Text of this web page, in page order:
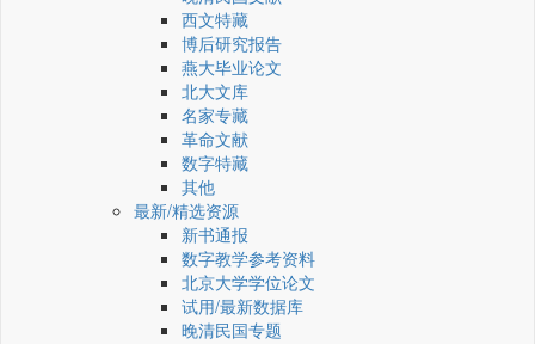
西文特藏
博后研究报告
燕大毕业论文
北大文库
名家专藏
革命文献
数字特藏
其他
最新/精选资源
新书通报
数字教学参考资料
北京大学学位论文
试用/最新数据库
晚清民国专题